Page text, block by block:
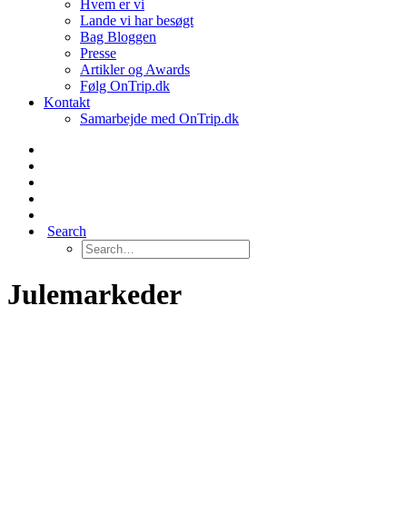
Hvem er vi
Lande vi har besøgt
Bag Bloggen
Presse
Artikler og Awards
Følg OnTrip.dk
Kontakt
Samarbejde med OnTrip.dk
Search
Julemarkeder